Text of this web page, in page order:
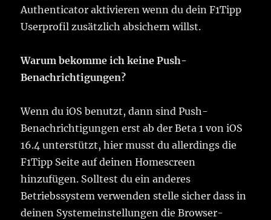
Authenticator aktivieren wenn du dein F1Tipp
Userprofil zusätzlich absichern willst.
Warum bekomme ich keine Push-
Benachrichtigungen?
Wenn du iOS benutzt, dann sind Push-
Benachrichtigungen erst ab der Beta 1 von iOS
16.4 unterstützt, hier musst du allerdings die
F1Tipp Seite auf deinen Homescreen
hinzufügen. Solltest du ein anderes
Betriebssystem verwenden stelle sicher dass in
deinen Systemeinstellungen die Browser-